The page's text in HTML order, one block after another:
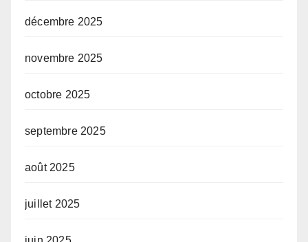
décembre 2025
novembre 2025
octobre 2025
septembre 2025
août 2025
juillet 2025